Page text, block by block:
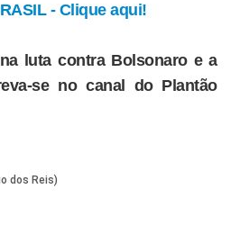
- Clique aqui!
luta contra Bolsonaro e a
se no canal do Plantão